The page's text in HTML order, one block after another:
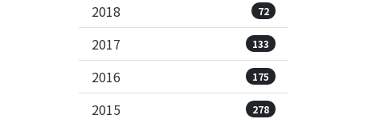
2018 72
2017 133
2016 175
2015 278